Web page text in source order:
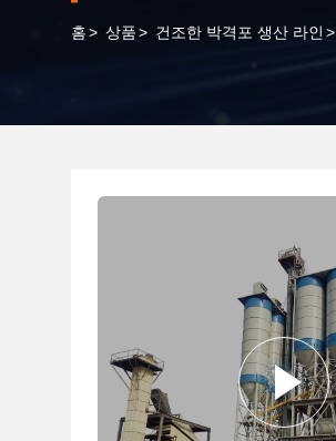
홈> 상품> 건조한 박격포 생산 라인 >